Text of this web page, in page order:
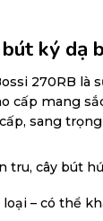
ký dạ
270RB là
cấp mang
sang trọng
tru, cây bút
– có thể